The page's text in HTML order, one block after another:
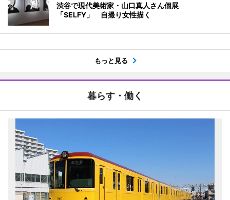
渋谷で現代美術家・山口真人さん個展
「SELFY」 自撮り女性描く
もっと見る
暮らす・働く